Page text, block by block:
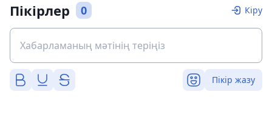
Пікірлер 0 Кіру
Пікір жазу